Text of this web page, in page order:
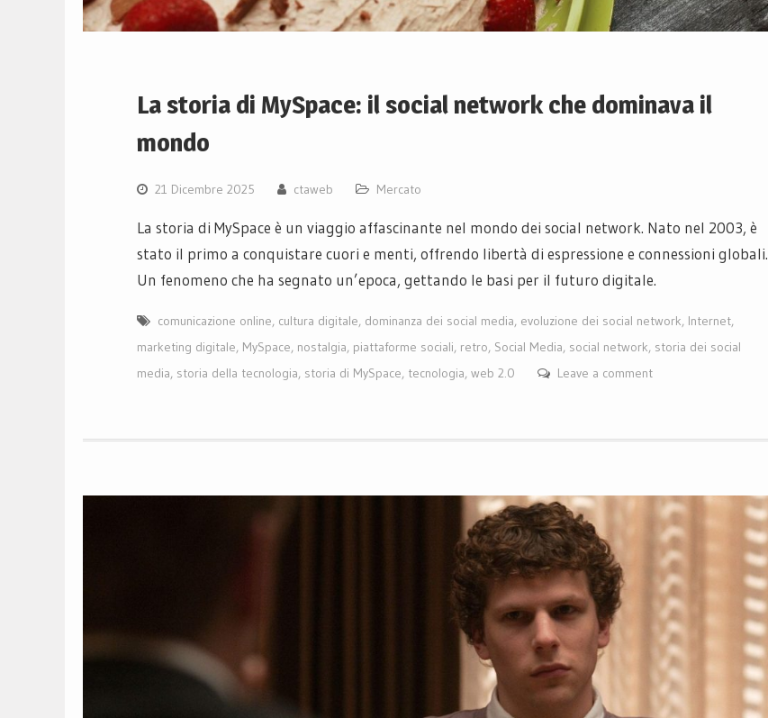
La storia di MySpace: il social network che dominava il
mondo
21 Dicembre 2025 ctaweb Mercato
La storia di MySpace è un viaggio affascinante nel mondo dei social network. Nato nel 2003, è
stato il primo a conquistare cuori e menti, offrendo libertà di espressione e connessioni globali.
Un fenomeno che ha segnato un’epoca, gettando le basi per il futuro digitale.
comunicazione online, cultura digitale, dominanza dei social media, evoluzione dei social network, Internet,
marketing digitale, MySpace, nostalgia, piattaforme sociali, retro, Social Media, social network, storia dei social
media, storia della tecnologia, storia di MySpace, tecnologia, web 2.0 Leave a comment